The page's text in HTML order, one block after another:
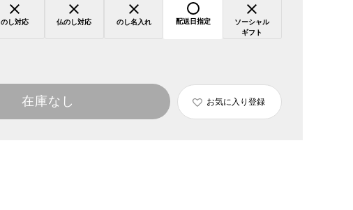
のし対応 仏のし対応 のし名入れ 配送日指定
ソーシャル
ギフト
在庫なし お気に入り登録